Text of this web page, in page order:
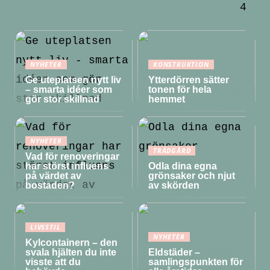
4
NYHETER
Ge uteplatsen nytt liv
– smarta idéer som
gör stor skillnad
KONSTRUKTION
Ytterdörren sätter
tonen för hela
hemmet
NYHETER
Vad för renoveringar
har störst influens
på värdet av
bostaden?
TRÄDGÅRD
Odla dina egna
grönsaker och njut
av skörden
LIVSSTIL
Kylcontainern – den
svala hjälten du inte
visste att du
NYHETER
Eldstäder –
samlingspunkten för